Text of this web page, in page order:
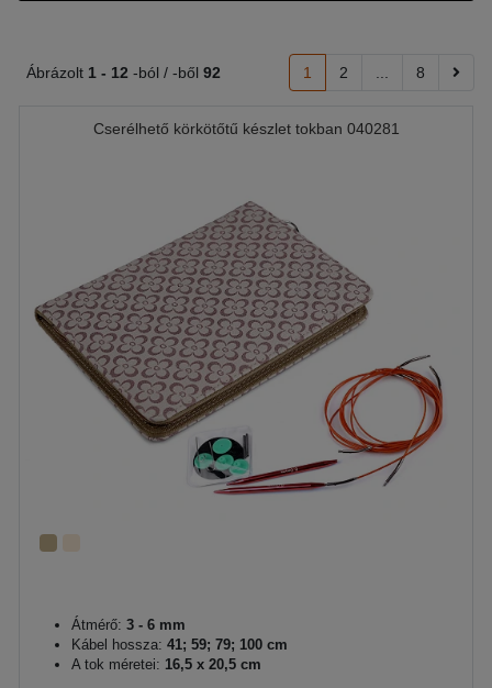
Ábrázolt 1 - 12 -ból / -ből 92 1 2 8
Cserélhető körkötőtű készlet tokban 040281
Átmérő: 3 - 6 mm
Kábel hossza: 41; 59; 79; 100 cm
A tok méretei: 16,5 x 20,5 cm